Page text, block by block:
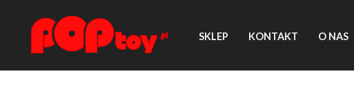
SKLEP KONTAKT O NAS